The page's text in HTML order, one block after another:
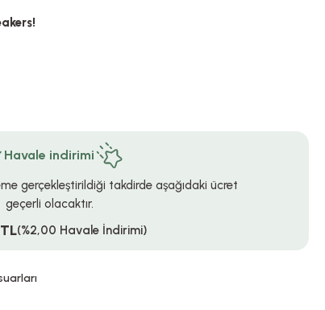
Havale indirimi
gerçekleştirildiği takdirde aşağıdaki ücret
geçerli olacaktır.
(%2,00 Havale İndirimi)